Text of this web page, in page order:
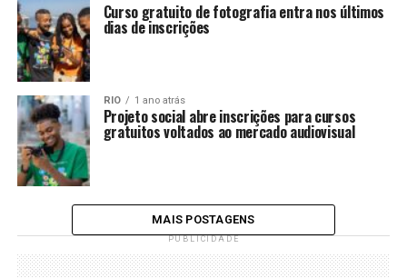
Curso gratuito de fotografia entra nos últimos
dias de inscrições
RIO 1 ano atrás
Projeto social abre inscrições para cursos
gratuitos voltados ao mercado audiovisual
MAIS POSTAGENS
PUBLICIDADE